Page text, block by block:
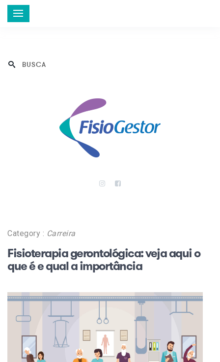
Category : Carreira
Fisioterapia gerontológica: veja aqui o
que é e qual a importância